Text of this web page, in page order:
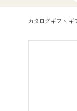
カタログギフト ギ